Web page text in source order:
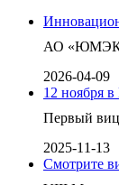
АО «ЮМЭК»,
2026-04-09
12 ноября
Первый
2025-11-13
Смотрите